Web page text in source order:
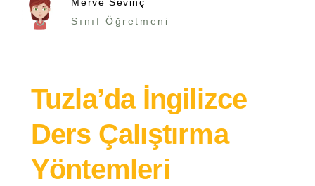
Sınıf Öğretmeni
Tuzla’da İngilizce
Ders Çalıştırma
Yöntemleri